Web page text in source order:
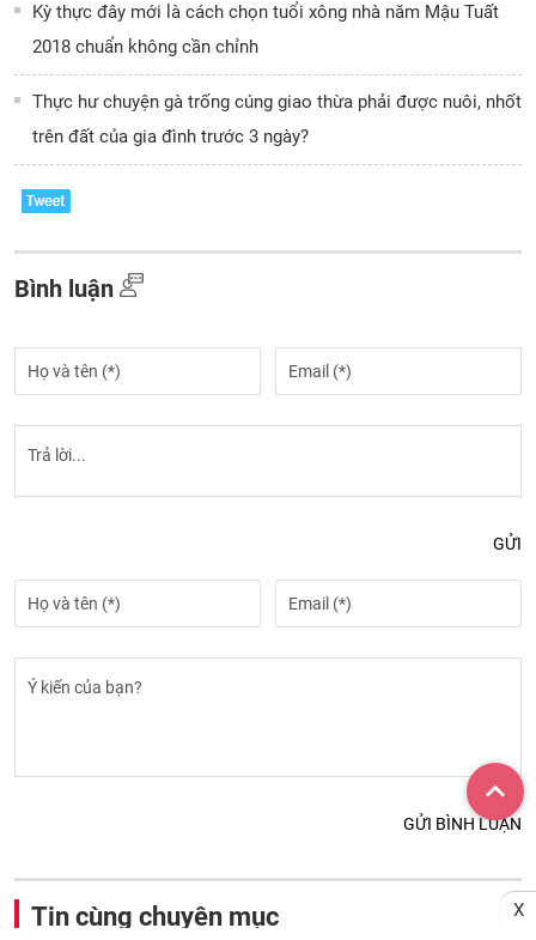
Kỳ thực đây mới là cách chọn tuổi xông nhà năm Mậu Tuất
2018 chuẩn không cần chỉnh
Thực hư chuyện gà trống cúng giao thừa phải được nuôi, nhốt
trên đất của gia đình trước 3 ngày?
Bình luận
GỬI
GỬI BÌNH LUẬN
Tin cùng chuyên mục X